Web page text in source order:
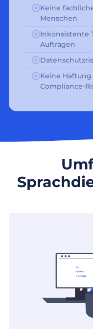
Keine
Menschen
Inkonsistente
Aufträgen
Keine
Compliance-